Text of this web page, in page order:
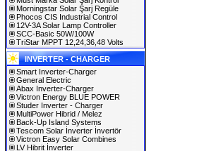
Morningstar Solar Şarj Regüle
Phocos CIS Industrial Control
12V-3A Solar Lamp Controller
SCC-Basic 50W/100W
TriStar MPPT 12,24,36,48 Volts
INVERTER - CHARGER
Smart Inverter-Charger
General Electric
Abax Inverter-Charger
Victron Energy BLUE POWER
Studer Inverter - Charger
MultiPower Hibrid / Melez
Back-Up Island Systems
Tescom Solar İnverter İnvertör
Victron Easy Solar Combines
LV Hibrit İnverter